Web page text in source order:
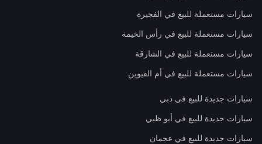
سيارات مستعملة للبيع في الفجيرة
سيارات مستعملة للبيع في رأس الخيمة
سيارات مستعملة للبيع في الشارقة
سيارات مستعملة للبيع في أم القيوين
سيارات جديدة للبيع في دبي
سيارات جديدة للبيع في أبو ظبي
سيارات جديدة للبيع في عجمان